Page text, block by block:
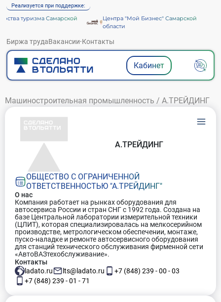
Реализуется при поддержке:
туризма Самарской
Центра "Мой Бизнес" Самарской
области
Биржа трудаВакансии·Контакты
Кабинет
Машиностроительная промышленность / А.ТРЕЙДИНГ
ОБЩЕСТВО С ОГРАНИЧЕННОЙ
ОТВЕТСТВЕННОСТЬЮ "А.ТРЕЙДИНГ"
А.ТРЕЙДИНГ
О нас
Компания работает на рынках оборудования для
автосервиса России и стран СНГ с 1992 года. Создана на
базе Центральной лаборатории измерительной техники
(ЦЛИТ), которая специализировалась на мелкосерийном
производстве, метрологическом обеспечении, монтаже,
пуско-наладке и ремонте автосервисного оборудования
для станций технического обслуживания фирменной сети
«АвтоВАЗтехобслуживание».
Контакты
ladato.ru
lts@ladato.ru
+7 (848) 239 - 00 - 03
+7 (848) 239 - 01 - 71